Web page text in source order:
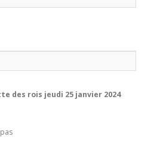
des rois jeudi 25 janvier 2024